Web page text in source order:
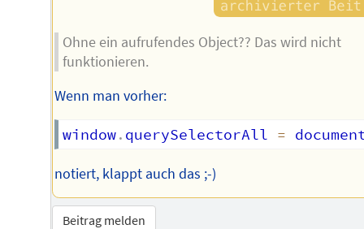
Ohne ein aufrufendes Object?? Das wird nicht
funktionieren.
Wenn man vorher:
window. querySelectorAll =
notiert, klappt auch das ;-)
Beitrag melden